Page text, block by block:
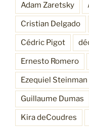
Adam Zaretsky
Cristian Delgado
Cédric Pigot
Ernesto Romero
Ezequiel Steinman
Guillaume Dumas
Kira deCoudres